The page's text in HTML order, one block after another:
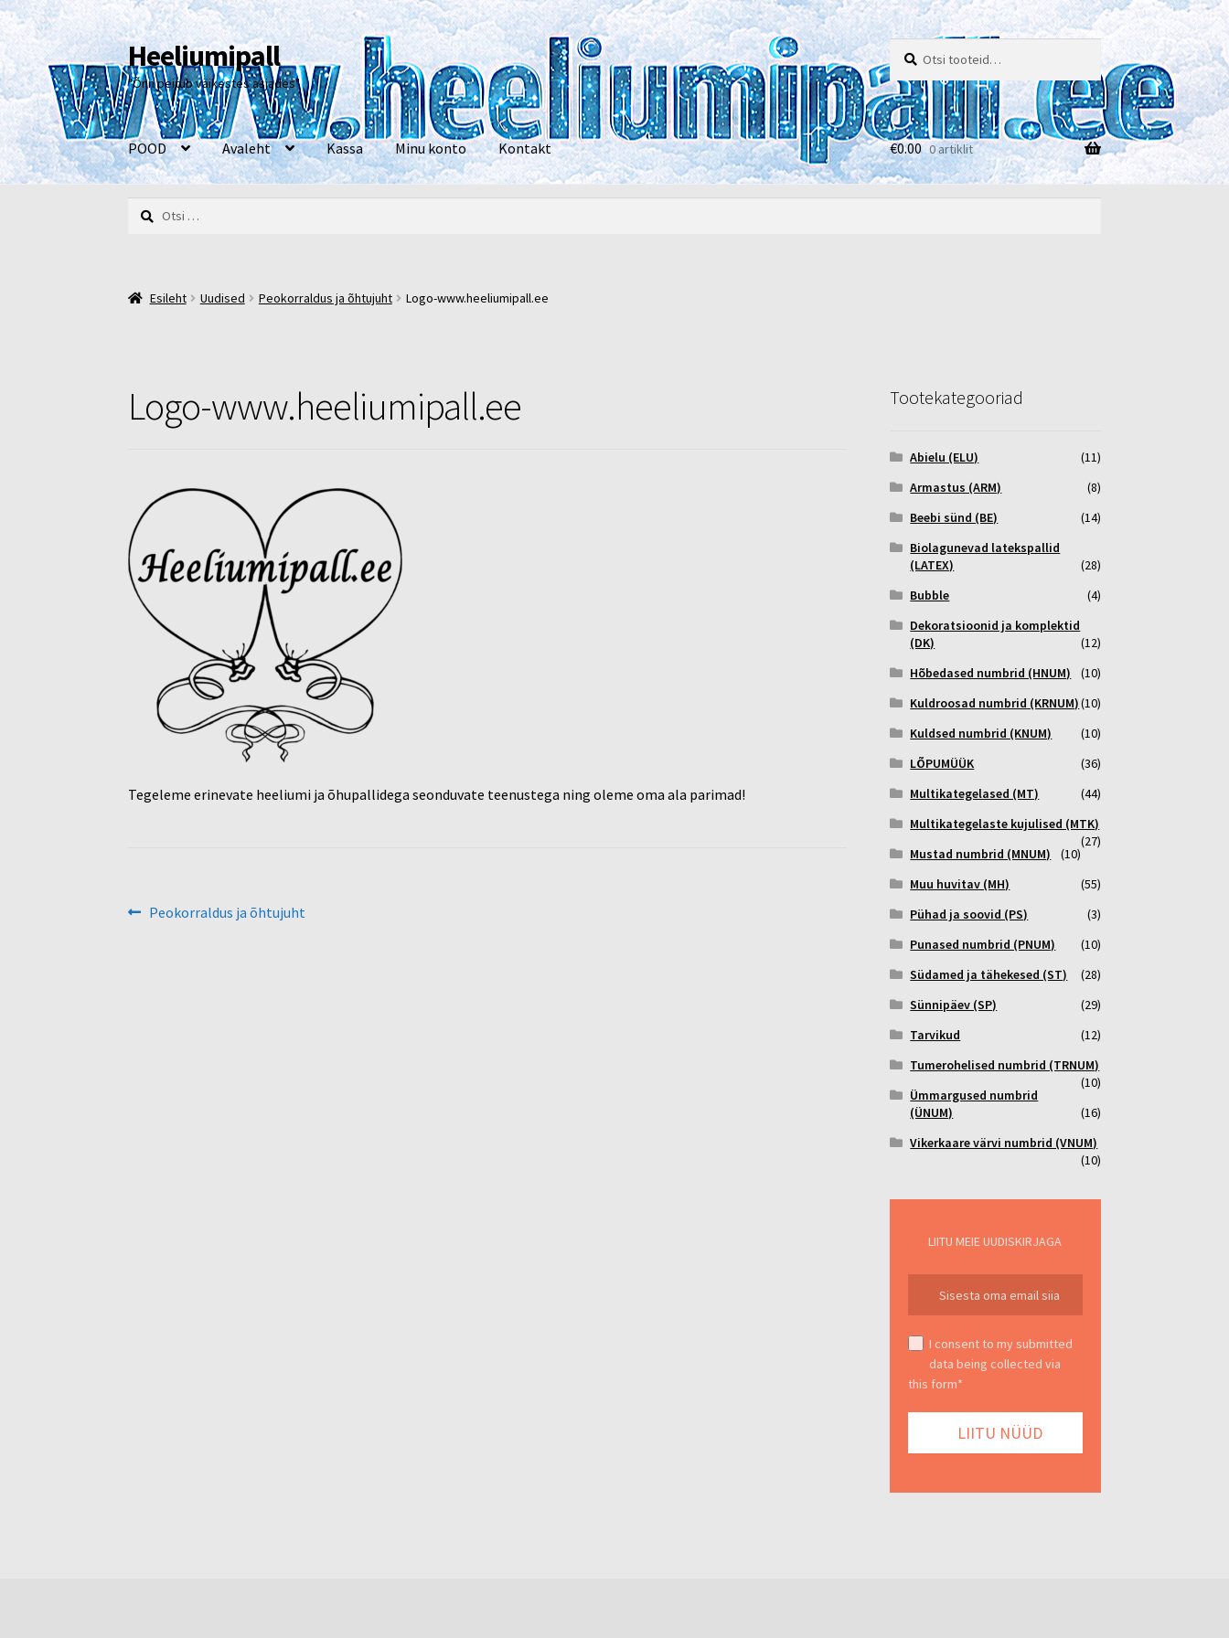
Liigu
navigeerimisele
Liigu
sisu
juurde
Heeliumipall
"Õnn peitub väikestes asjades"
Otsi:
Otsi
POOD Avaleht Kassa Minu konto Kontakt
EsilehtKassa
€0.00 0 artiklit
Otsi:
Esileht Uudised Peokorraldus ja õhtujuht Logo-www.heeliumipall.ee
Logo-www.heeliumipall.ee
Tegeleme erinevate heeliumi ja õhupallidega seonduvate teenustega ning oleme oma ala parimad!
Navigeerimine
Eelmine
Peokorraldus ja õhtujuht
Tootekategooriad
Abielu (ELU)
(11)
Armastus (ARM)
(8)
Beebi sünd (BE)
(14)
Biolagunevad latekspallid
(LATEX)
(28)
Bubble
(4)
Dekoratsioonid ja komplektid
(DK)
(12)
Hõbedased numbrid (HNUM)
(10)
Kuldroosad numbrid (KRNUM)(10)
Kuldsed numbrid (KNUM)
(10)
LÕPUMÜÜK
(36)
Multikategelased (MT)
(44)
Multikategelaste kujulised (MTK)
(27)
Mustad numbrid (MNUM)
(10)
Muu huvitav (MH)
(55)
Pühad ja soovid (PS)
(3)
Punased numbrid (PNUM)
(10)
Südamed ja tähekesed (ST)
(28)
Sünnipäev (SP)
(29)
Tarvikud
(12)
Tumerohelised numbrid (TRNUM)
(10)
Ümmargused numbrid
(ÜNUM)
(16)
Vikerkaare värvi numbrid (VNUM)
(10)
LIITU MEIE UUDISKIRJAGA
I consent to my submitted
data being collected via
this form*